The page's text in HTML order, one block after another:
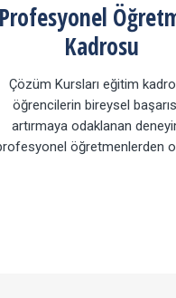
Profesyonel
Kadrosu
Çözüm Kursları eğitim
öğrencilerin bireysel
artırmaya odaklanan
öğretmenlerden